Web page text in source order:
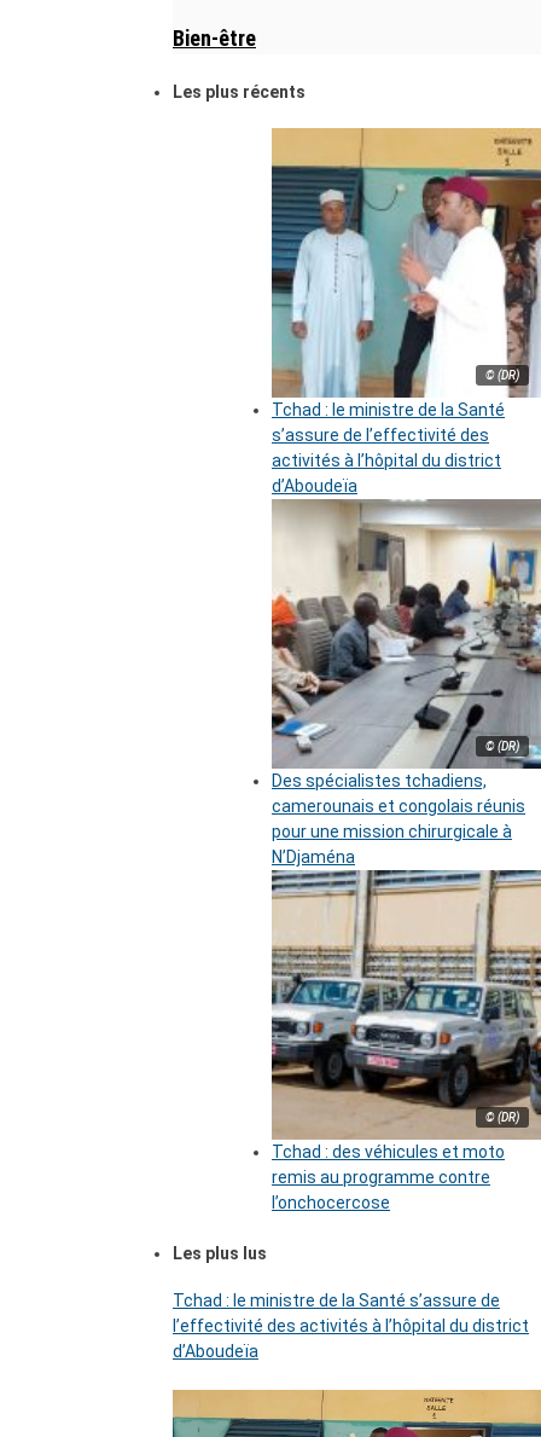
Bien-être
Les plus récents
© (DR)
Tchad : le ministre de la Santé
s’assure de l’effectivité des
activités à l’hôpital du district
d’Aboudeïa
© (DR)
Des spécialistes tchadiens,
camerounais et congolais réunis
pour une mission chirurgicale à
N’Djaména
© (DR)
Tchad : des véhicules et moto
remis au programme contre
l’onchocercose
Les plus lus
Tchad : le ministre de la Santé s’assure de
l’effectivité des activités à l’hôpital du district
d’Aboudeïa